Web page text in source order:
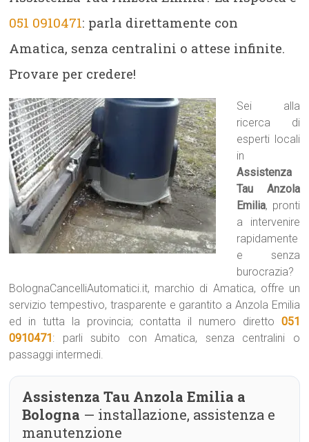
051 0910471: parla direttamente con
Amatica, senza centralini o attese infinite.
Provare per credere!
Sei alla
ricerca di
esperti locali
in
Assistenza
Tau Anzola
Emilia, pronti
a intervenire
rapidamente
e senza
burocrazia?
BolognaCancelliAutomatici.it, marchio di Amatica, offre un
servizio tempestivo, trasparente e garantito a Anzola Emilia
ed in tutta la provincia; contatta il numero diretto 051
0910471: parli subito con Amatica, senza centralini o
passaggi intermedi.
Assistenza Tau Anzola Emilia a
Bologna — installazione, assistenza e
manutenzione